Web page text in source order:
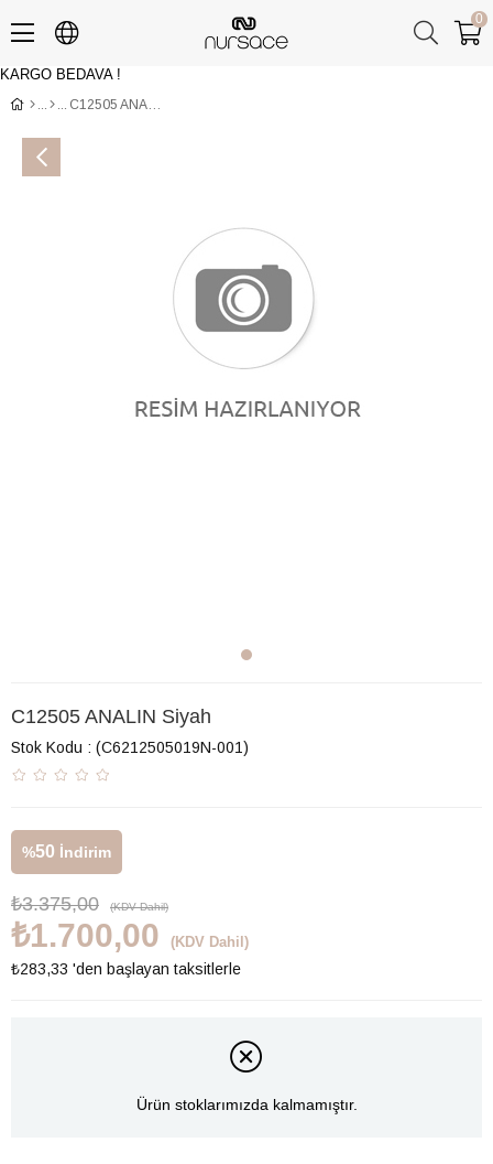
KARGO BEDAVA !
0
C12505 ANALIN Siyah
C12505 ANALIN Siyah
Stok Kodu (C6212505019N-001)
%50 İndirim
₺3.375,00 (KDV Dahil)
₺1.700,00 (KDV Dahil)
₺283,33 'den başlayan taksitlerle
Ürün stoklarımızda kalmamıştır.